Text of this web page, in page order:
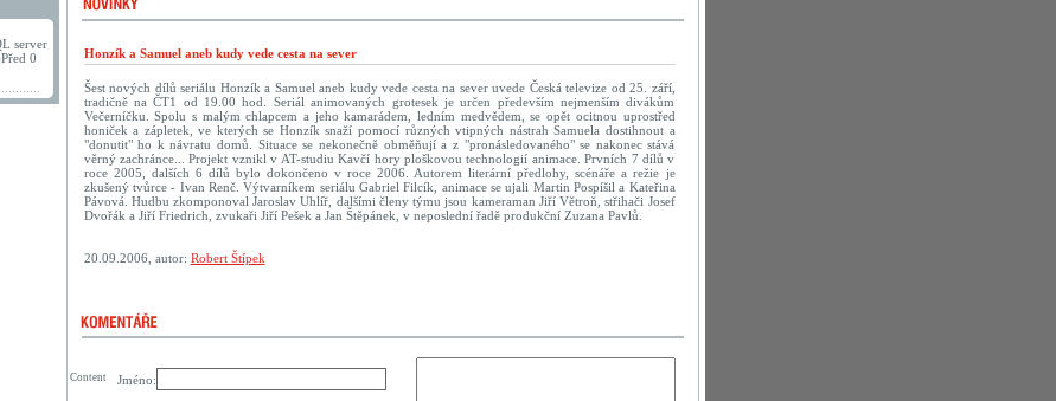
server
0
Honzík a Samuel aneb kudy vede cesta na sever
Šest nových dílů seriálu Honzík a Samuel aneb kudy vede cesta na sever uvede Česká televize od 25. září,
tradičně na ČT1 od 19.00 hod. Seriál animovaných grotesek je určen především nejmenším divákům
Večerníčku. Spolu s malým chlapcem a jeho kamarádem, ledním medvědem, se opět ocitnou uprostřed
honiček a zápletek, ve kterých se Honzík snaží pomocí různých vtipných nástrah Samuela dostihnout a
"donutit" ho k návratu domů. Situace se nekonečně obměňují a z "pronásledovaného" se nakonec stává
věrný zachránce... Projekt vznikl v AT-studiu Kavčí hory ploškovou technologií animace. Prvních 7 dílů v
roce 2005, dalších 6 dílů bylo dokončeno v roce 2006. Autorem literární předlohy, scénáře a režie je
zkušený tvůrce - Ivan Renč. Výtvarníkem seriálu Gabriel Filcík, animace se ujali Martin Pospíšil a Kateřina
Pávová. Hudbu zkomponoval Jaroslav Uhlíř, dalšími členy týmu jsou kameraman Jiří Větroň, střihači Josef
Dvořák a Jiří Friedrich, zvukaři Jiří Pešek a Jan Štěpánek, v neposlední řadě produkční Zuzana Pavlů.
20.09.2006, autor: Robert Štípek
Jméno:
Content